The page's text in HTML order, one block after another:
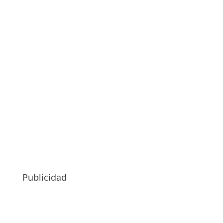
Publicidad